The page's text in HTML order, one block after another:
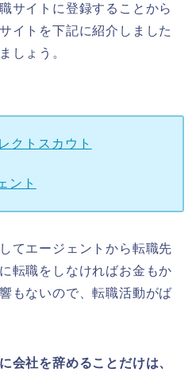
サイトに登録することから
イトを下記に紹介しました
しょう。
クトスカウト
ント
てエージェントから転職先
転職をしなければお金もか
もないので、転職活動がば
会社を辞めることだけは、